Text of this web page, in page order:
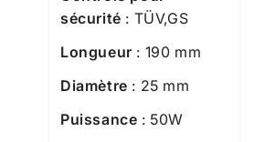
sécurité : TÜV,GS
Longueur : 190 mm
Diamètre : 25 mm
Puissance : 50W